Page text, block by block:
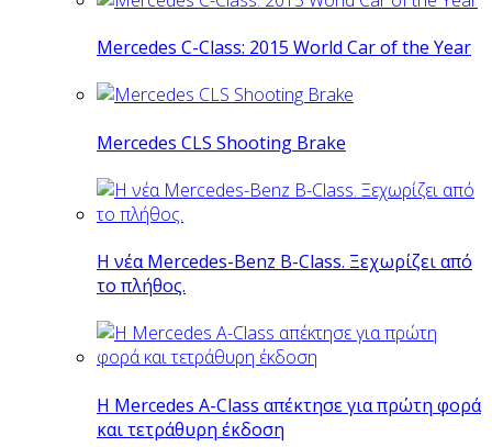
Mercedes C-Class: 2015 World Car of the Year
Mercedes CLS Shooting Brake
Η νέα Mercedes-Benz B-Class. Ξεχωρίζει από
το πλήθος.
H Mercedes Α-Class απέκτησε για πρώτη φορά
και τετράθυρη έκδοση